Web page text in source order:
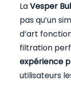
LaVesper
pas qu’un
d’art
filtration
expérience
utilisateurs